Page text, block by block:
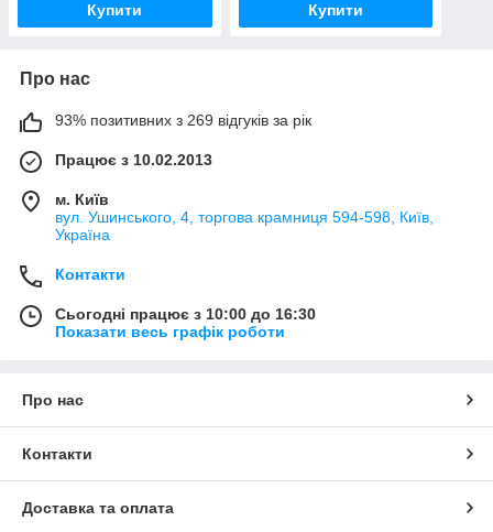
Купити Купити
Про нас
93% позитивних з 269 відгуків за рік
Працює з 10.02.2013
м. Київ
вул. Ушинського, 4, торгова крамниця 594-598, Київ,
Україна
Контакти
Сьогодні працює з 10:00 до 16:30
Показати весь графік роботи
Про нас
Контакти
Доставка та оплата